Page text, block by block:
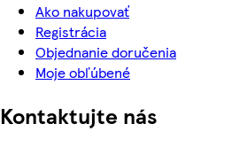
Ako nakupovať
Registrácia
Objednanie doručenia
Moje obľúbené
Kontaktujte nás